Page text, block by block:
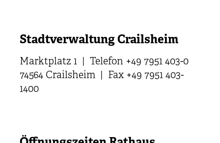
Stadtverwaltung Crailsheim
Marktplatz 1 | Telefon +49 7951 403-0
74564 Crailsheim | Fax +49 7951 403-
1400